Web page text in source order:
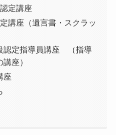
定講座
講座（遺言書・スクラッ
認定指導員講座 （指導
座）
座